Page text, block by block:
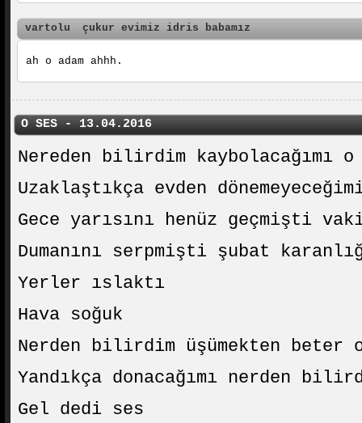
vartolu çukur evimiz idris babamız
ah o adam ahhh.
O SES - 13.04.2016
Nereden bilirdim kaybolacağımı
Uzaklaştıkça evden
Gece yarısını henüz geçmişti
Dumanını serpmişti şubat
Yerler ıslaktı
Hava soğuk
Nerden bilirdim üşümekten beter
Yandıkça donacağımı nerden
Gel dedi ses